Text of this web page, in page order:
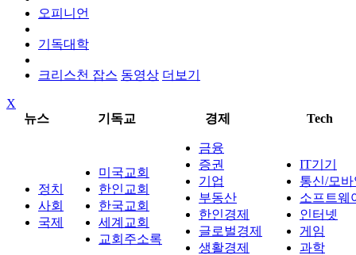
오피니언
기독대학
크리스천 잡스 동영상 더보기
X
뉴스
기독교 경제 Tech
정치
사회
국제
미국교회
한인교회
한국교회
세계교회
교회주소록
금융
증권
기업
부동산
한인경제
글로벌경제
생활경제
IT기기
통신/모
소프트웨
인터넷
게임
과학